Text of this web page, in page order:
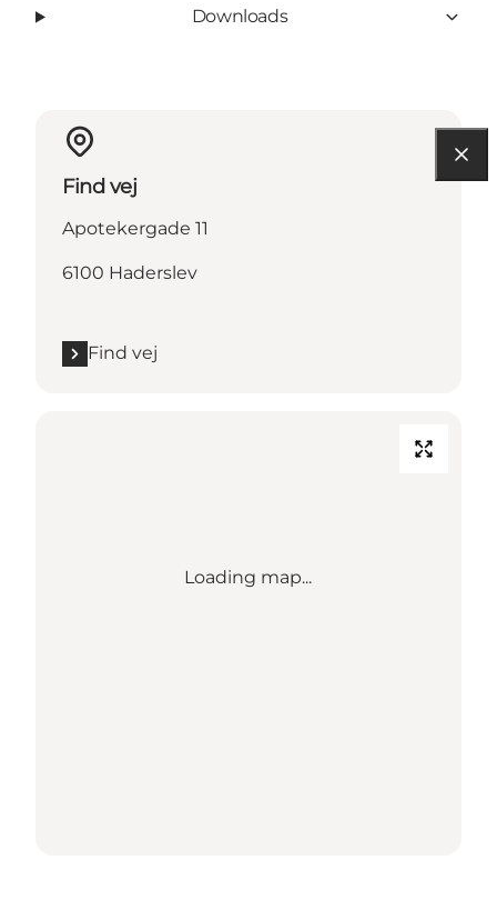
Downloads
Find vej
Apotekergade 11
6100 Haderslev
Find vej
Loading map...